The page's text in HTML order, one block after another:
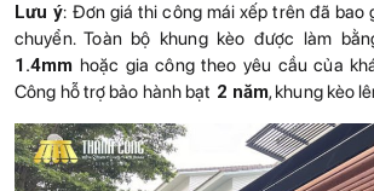
Lưu ý: Đơn giá thi công mái xếp trên đã bao
chuyển. Toàn bộ khung kèo được làm
1.4mm hoặc gia công theo yêu cầu của
Công hỗ trợ bảo hành bạt 2 năm, khung kèo